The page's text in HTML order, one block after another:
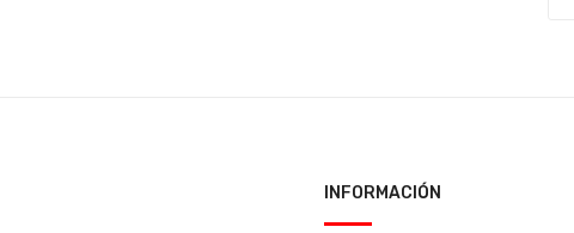
INFORMACIÓN